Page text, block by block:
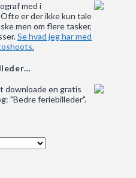
med i
er der ikke kun tale
men om flere tasker,
Se hvad jeg har med
downloade en gratis
"Bedre feriebilleder".